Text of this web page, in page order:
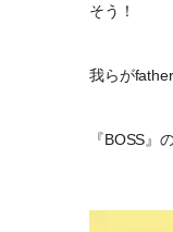
そう！
我らが
『BOSS』